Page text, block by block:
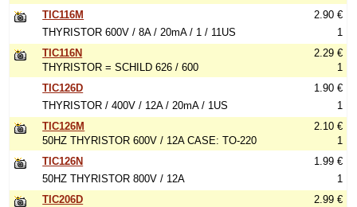
TIC116M
THYRISTOR 600V / 8A / 20mA / 1 / 11US
2.90 €
1
TIC116N
THYRISTOR = SCHILD 626 / 600
2.29 €
1
TIC126D
THYRISTOR / 400V / 12A / 20mA / 1US
1.90 €
1
TIC126M
50HZ THYRISTOR 600V / 12A CASE: TO-220
2.10 €
1
TIC126N
50HZ THYRISTOR 800V / 12A
1.99 €
1
TIC206D
2.99 €